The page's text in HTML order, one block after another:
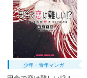
少年・青年マンガ